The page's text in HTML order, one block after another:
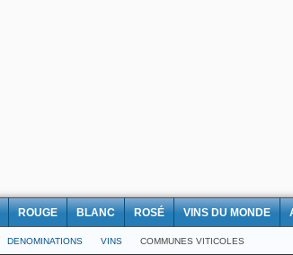
ROUGE BLANC ROSÉ VINS DU MONDE
DENOMINATIONS VINS COMMUNES VITICOLES